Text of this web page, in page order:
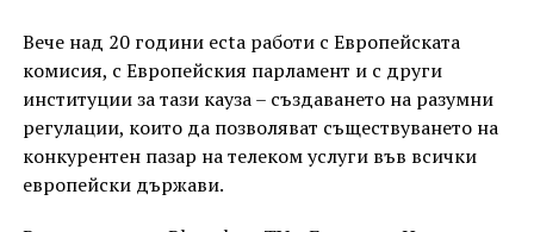
Вече над 20 години ecta работи с Европейската
комисия, с Европейския парламент и с други
институции за тази кауза – създаването на разумни
регулации, които да позволяват съществуването на
конкурентен пазар на телеком услуги във всички
европейски държави.